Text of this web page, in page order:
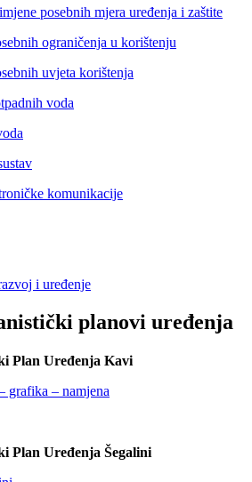
posebnih mjera uređenja i zaštite
ograničenja u korištenju
uvjeta korištenja
voda
komunikacije
i uređenje
planovi uređenja
Plan Uređenja Kavi
grafika – namjena
Plan Uređenja Šegalini